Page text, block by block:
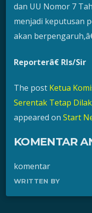
dan UU Nomor 7
menjadi keputusan
akan
Reporterâ€ Rls/Sir
The post Ketua
Serentak Tetap
appeared on Start
KOMENTAR
komentar
WRITTEN BY